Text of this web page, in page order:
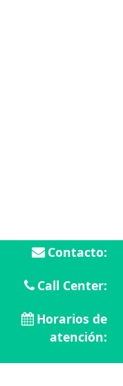
Contacto:
Call Center:
Horarios de
atención: